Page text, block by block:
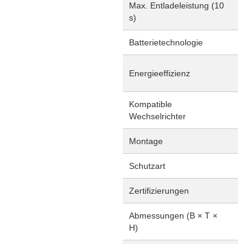
Max. Entladeleistung (10
s)
Batterietechnologie
Energieeffizienz
Kompatible
Wechselrichter
Montage
Schutzart
Zertifizierungen
Abmessungen (B × T ×
H)